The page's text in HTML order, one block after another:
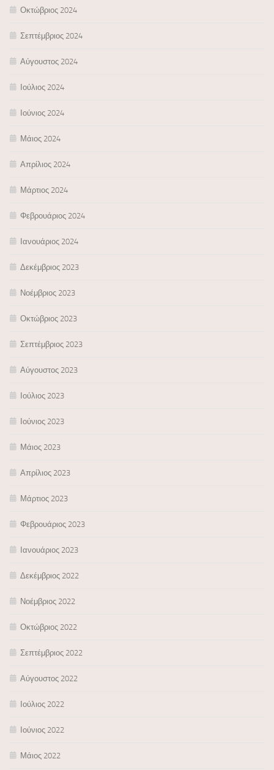
Οκτώβριος 2024
Σεπτέμβριος 2024
Αύγουστος 2024
Ιούλιος 2024
Ιούνιος 2024
Μάιος 2024
Απρίλιος 2024
Μάρτιος 2024
Φεβρουάριος 2024
Ιανουάριος 2024
Δεκέμβριος 2023
Νοέμβριος 2023
Οκτώβριος 2023
Σεπτέμβριος 2023
Αύγουστος 2023
Ιούλιος 2023
Ιούνιος 2023
Μάιος 2023
Απρίλιος 2023
Μάρτιος 2023
Φεβρουάριος 2023
Ιανουάριος 2023
Δεκέμβριος 2022
Νοέμβριος 2022
Οκτώβριος 2022
Σεπτέμβριος 2022
Αύγουστος 2022
Ιούλιος 2022
Ιούνιος 2022
Μάιος 2022